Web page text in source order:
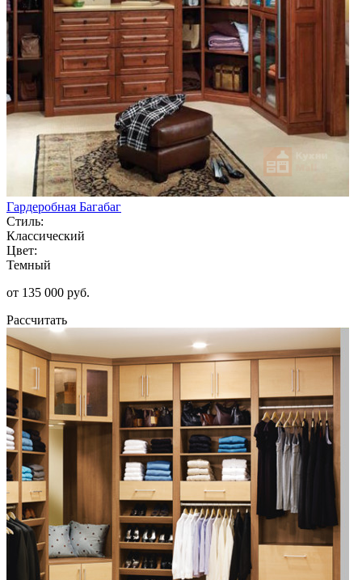
Гардеробная Багабаг
Стиль:
Классический
Цвет:
Темный
от 135 000 руб.
Рассчитать